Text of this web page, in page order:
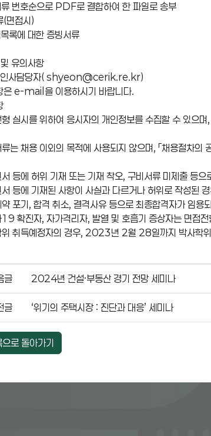
번호순으로 PDF로 결합하여 한 파일로 송부
(면접시)
록에 대한 증빙서류
유의사항
인사담당자( shyeon@cerik.re.kr)
은 e-mail을 이용하시기 바랍니다.
실시를 위하여 응시자의 개인정보를 수집할 수 있으
는 채용 이외의 목적에 사용되지 않으며, 「채용절차
등에 허위 기재 또는 기재 착오, 구비서류 미제출 등
등에 기재된 사항이 사실과 다르거나 허위로 작성된
포기, 합격 취소, 결격사유 등으로 최종합격자가 임
확진자, 자가격리자, 발열 및 호흡기 증상자는 면접
위 취득예정자의 경우, 2023년 2월 28일까지 박사학
글 2024년 건설·부동산 경기 전망 세미나
글 ‘위기의 주택시장 : 진단과 대응’ 세미나
으로 돌아가기